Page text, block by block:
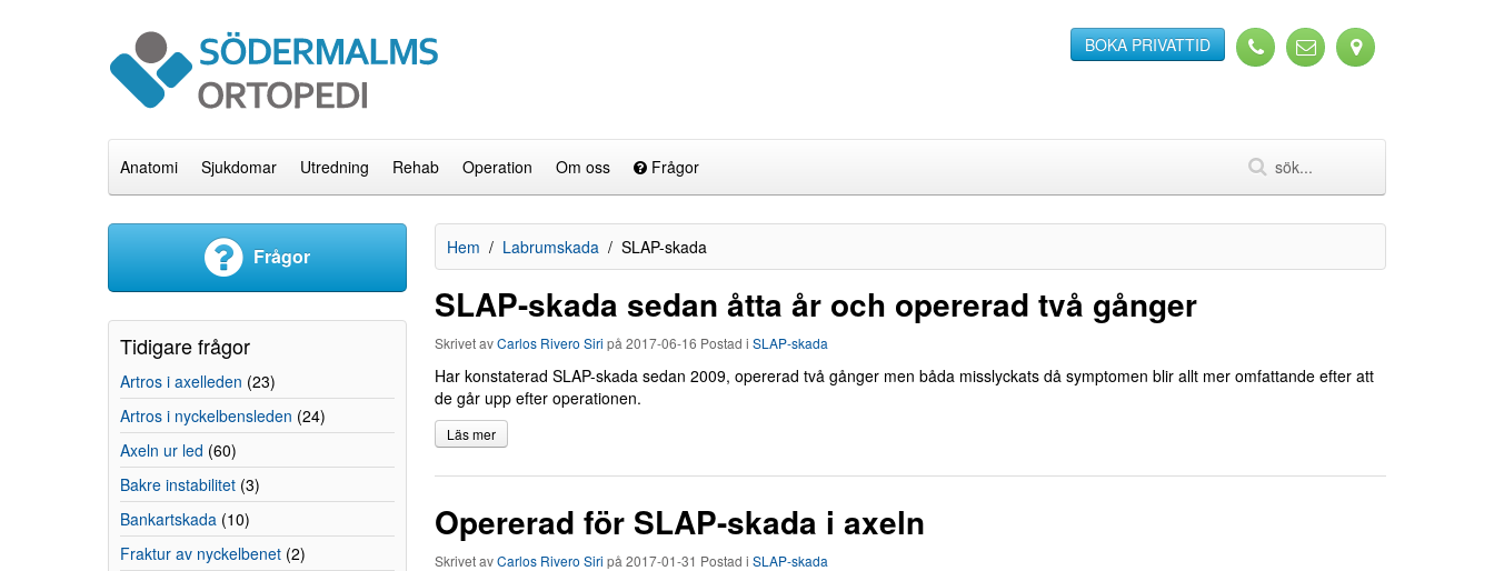
BOKA PRIVATTID
Anatomi Sjukdomar Utredning Rehab Operation Om oss Frågor
Hem Labrumskada SLAP-skada
SLAP-skada sedan åtta år och opererad två gånger
Skrivet avCarlos Rivero Siri på 2017-06-16 Postad i SLAP-skada
Har konstaterad SLAP-skada sedan 2009, opererad två gånger men båda misslyckats då symptomen blir allt mer omfattande efter att
de går upp efter operationen.
Läs mer
Opererad för SLAP-skada i axeln
Skrivet avCarlos Rivero Siri på 2017-01-31 Postad i SLAP-skada
Frågor
Tidigare frågor
Artros i axelleden (23)
Artros i nyckelbensleden (24)
Axeln ur led (60)
Bakre instabilitet (3)
Bankartskada (10)
Fraktur av nyckelbenet (2)